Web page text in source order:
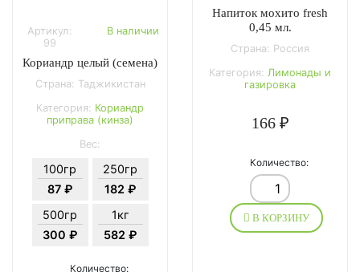
Артикул:
99
В наличии
Кориандр целый (семена)
Страна: Таджикистан
Категория: Кориандр
приправа (кинза)
Вес:
100гр
87 ₽
250гр
182 ₽
500гр
300 ₽
1кг
582 ₽
Количество:
Напиток мохито fresh
0,45 мл.
Страна: Россия
Категория: Лимонады и
газировка
166 ₽
Количество:
В КОРЗИНУ